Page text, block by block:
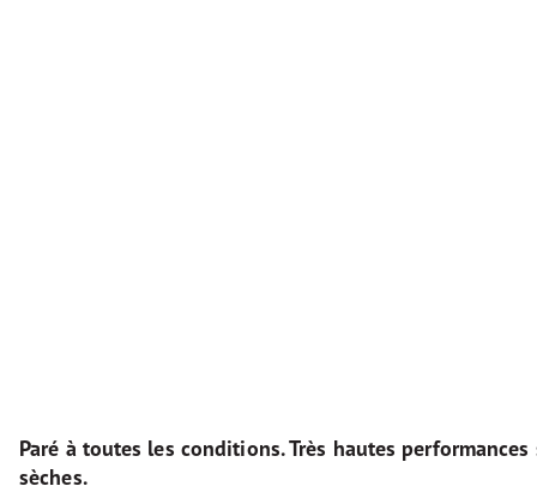
Paré à toutes les conditions. Très hautes
sèches.